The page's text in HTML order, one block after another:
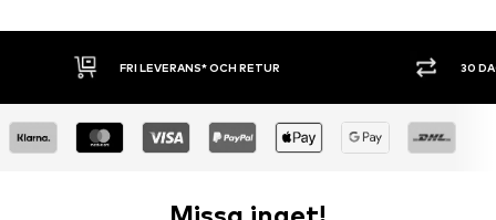
30 DAGARS ÖPPET KÖP SHOPPA NU.